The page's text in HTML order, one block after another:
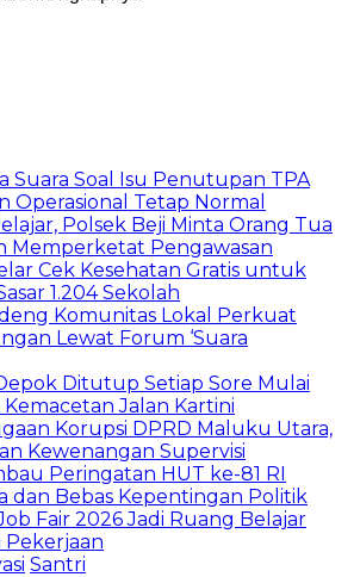
Suara Soal Isu Penutupan TPA
Operasional Tetap Normal
Polsek Beji Minta Orang Tua
Memperketat Pengawasan
Cek Kesehatan Gratis untuk
1.204 Sekolah
Komunitas Lokal Perkuat
Lewat Forum ‘Suara
Ditutup Setiap Sore Mulai
Jalan Kartini
Korupsi DPRD Maluku Utara,
Kewenangan Supervisi
Peringatan HUT ke-81 RI
dan Bebas Kepentingan Politik
Fair 2026 Jadi Ruang Belajar
Pekerjaan
Santri